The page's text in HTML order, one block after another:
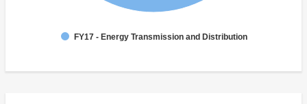
FY17 - Energy Transmission and Distribution